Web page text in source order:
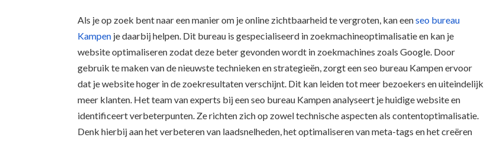
Als je op zoek bent naar een manier om je online zichtbaarheid te vergroten, kan eenseo bureau
Kampen je daarbij helpen. Dit bureau is gespecialiseerd in zoekmachineoptimalisatie en kan je
website optimaliseren zodat deze beter gevonden wordt in zoekmachines zoals Google. Door
gebruik te maken van de nieuwste technieken en strategieën, zorgt een seo bureau Kampen ervoor
dat je website hoger in de zoekresultaten verschijnt. Dit kan leiden tot meer bezoekers en uiteindelijk
meer klanten. Het team van experts bij een seo bureau Kampen analyseert je huidige website en
identificeert verbeterpunten. Ze richten zich op zowel technische aspecten als contentoptimalisatie.
Denk hierbij aan het verbeteren van laadsnelheden, het optimaliseren van meta-tags en het creëren